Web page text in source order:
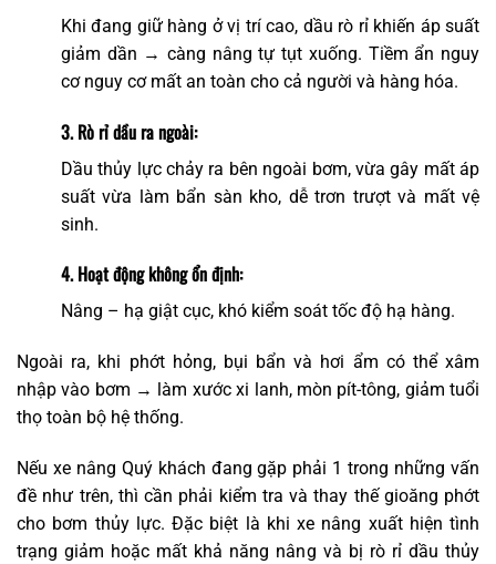
Khi đang giữ hàng ở vị trí cao, dầu rò rỉ khiến áp suất
giảm dần → càng nâng tự tụt xuống. Tiềm ẩn nguy
cơ nguy cơ mất an toàn cho cả người và hàng hóa.
3. Rò rỉ dầu ra ngoài:
Dầu thủy lực chảy ra bên ngoài bơm, vừa gây mất áp
suất vừa làm bẩn sàn kho, dễ trơn trượt và mất vệ
sinh.
4. Hoạt động không ổn định:
Nâng – hạ giật cục, khó kiểm soát tốc độ hạ hàng.
Ngoài ra, khi phớt hỏng, bụi bẩn và hơi ẩm có thể xâm
nhập vào bơm → làm xước xi lanh, mòn pít-tông, giảm tuổi
thọ toàn bộ hệ thống.
Nếu xe nâng Quý khách đang gặp phải 1 trong những vấn
đề như trên, thì cần phải kiểm tra và thay thế gioăng phớt
cho bơm thủy lực. Đặc biệt là khi xe nâng xuất hiện tình
trạng giảm hoặc mất khả năng nâng và bị rò rỉ dầu thủy